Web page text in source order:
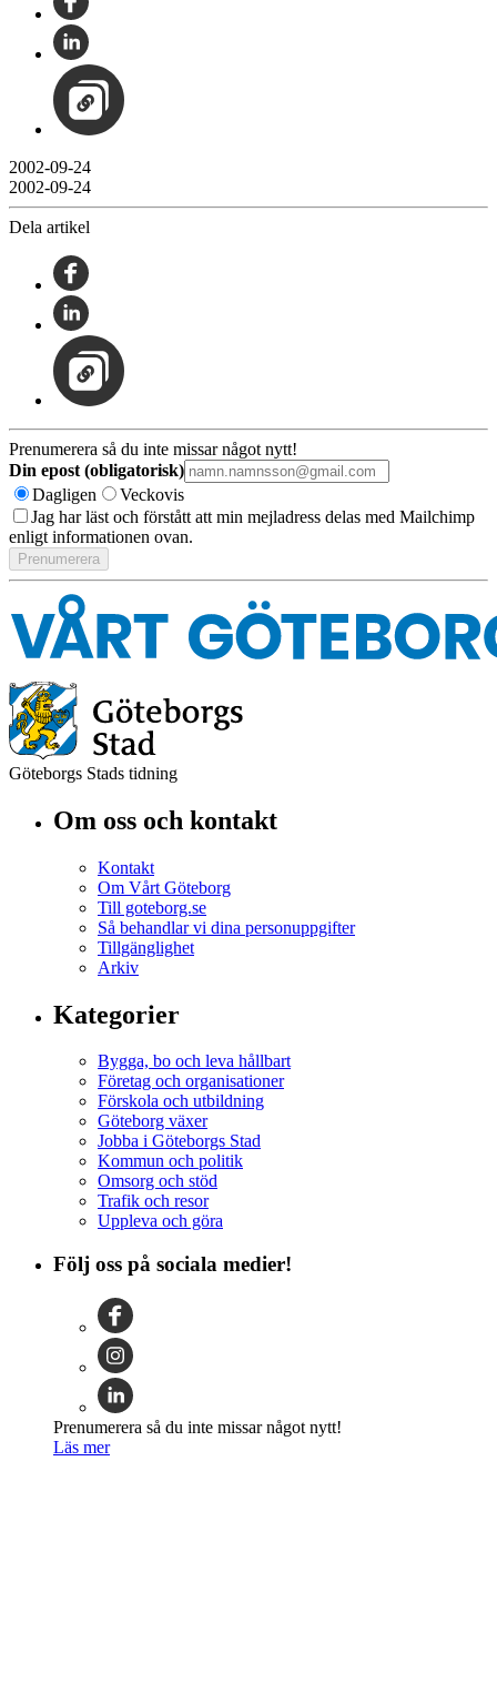
2002-09-24
2002-09-24
Dela artikel
Prenumerera så du inte missar något nytt!
Din epost (obligatorisk)
Dagligen
Veckovis
Jag har läst och förstått att min mejladress delas med Mailchimp
enligt informationen ovan.
Göteborgs Stads tidning
Om oss och kontakt
Kontakt
Om Vårt Göteborg
Till goteborg.se
Så behandlar vi dina personuppgifter
Tillgänglighet
Arkiv
Kategorier
Bygga, bo och leva hållbart
Företag och organisationer
Förskola och utbildning
Göteborg växer
Jobba i Göteborgs Stad
Kommun och politik
Omsorg och stöd
Trafik och resor
Uppleva och göra
Följ oss på sociala medier!
Prenumerera så du inte missar något nytt!
Läs mer